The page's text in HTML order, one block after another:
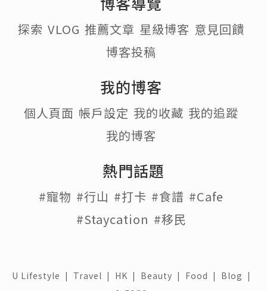
探索 VLOG 推薦文章 星級博客 意見回饋
博客投稿
我的博客
個人頁面 帳戶設定 我的收藏 我的追蹤
我的博客
熱門話題
#寵物 #行山 #打卡 #食譜 #Cafe
#Staycation #移民
U Lifestyle | Travel | HK | Beauty | Food | Blog |